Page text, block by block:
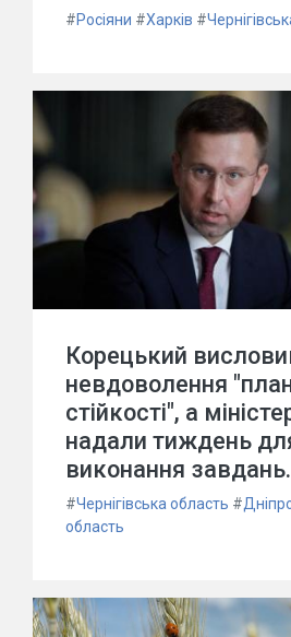
#Росіяни #Харків #
Корецький
невдоволення
стійкості", а
надали тиждень
виконання завдань.
#Чернігівська область #
область